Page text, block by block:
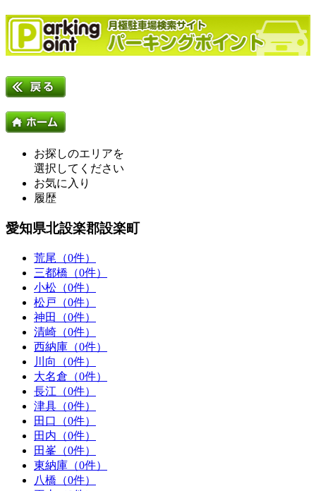
お探しのエリアを
選択してください
お気に入り
履歴
愛知県北設楽郡設楽町
荒尾（0件）
三都橋（0件）
小松（0件）
松戸（0件）
神田（0件）
清崎（0件）
西納庫（0件）
川向（0件）
大名倉（0件）
長江（0件）
津具（0件）
田口（0件）
田内（0件）
田峯（0件）
東納庫（0件）
八橋（0件）